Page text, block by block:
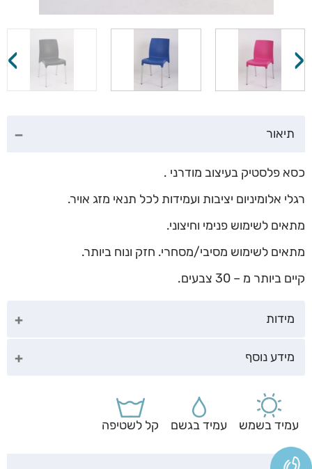
תיאור
כסא פלסטיק בעיצוב מודרני .
רגלי אלומיניום יציבות ועמידות לכל תנאי מזג אויר.
מתאים לשימוש פנימי וחיצוני.
מתאים לשימוש מסיבי/מסחרי. חזק ונוח ביותר.
קיים ביותר מ – 30 צבעים.
מידות
מידע נוסף
עמיד בשמש עמיד בגשם קל לשטיפה
› ‹